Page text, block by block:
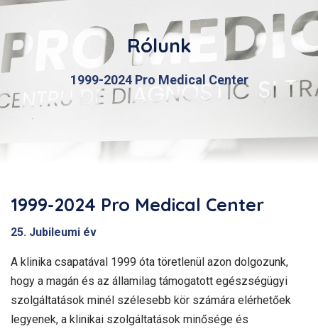
Rólunk
1999-2024 Pro Medical Center
1999-2024 Pro Medical Center
25. Jubileumi év
A klinika csapatával 1999 óta töretlenül azon dolgozunk,
hogy a magán és az államilag támogatott egészségügyi
szolgáltatások minél szélesebb kör számára elérhetőek
legyenek, a klinikai szolgáltatások minősége és